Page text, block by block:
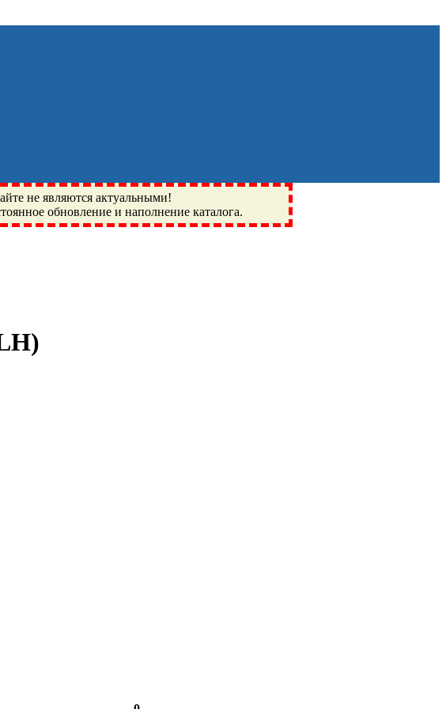
не являются актуальными!
обновление и наполнение каталога.
Фряново, Монино, Ивантеевка, подшипники, пневматика, метизы,
KG, LQY, DPI, BSN, SPZ, РФ, BMZ, ХАРП, CX, РОЛТОМ, APZ, FBJ, KYK,
)